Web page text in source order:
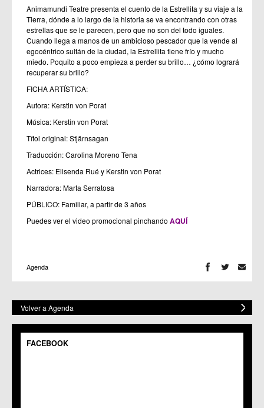
Animamundi Teatre presenta el cuento de la Estrellita y su viaje a la
Tierra, dónde a lo largo de la historia se va encontrando con otras
estrellas que se le parecen, pero que no son del todo iguales.
Cuando llega a manos de un ambicioso pescador que la vende al
egocéntrico sultán de la ciudad, la Estrellita tiene frío y mucho
miedo. Poquito a poco empieza a perder su brillo… ¿cómo logrará
recuperar su brillo?
FICHA ARTÍSTICA:
Autora: Kerstin von Porat
Música: Kerstin von Porat
Títol original: Stjärnsagan
Traducción: Carolina Moreno Tena
Actrices: Elisenda Rué y Kerstin von Porat
Narradora: Marta Serratosa
PÚBLICO: Familiar, a partir de 3 años
Puedes ver el video promocional pinchando AQUÍ
Agenda
Volver a Agenda
FACEBOOK